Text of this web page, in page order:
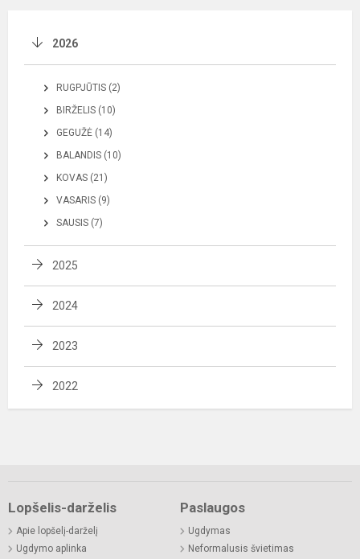
2026
RUGPJŪTIS (2)
BIRŽELIS (10)
GEGUŽĖ (14)
BALANDIS (10)
KOVAS (21)
VASARIS (9)
SAUSIS (7)
2025
2024
2023
2022
Lopšelis-darželis
Apie lopšelį-darželį
Ugdymo aplinka
Paslaugos
Ugdymas
Neformalusis švietimas